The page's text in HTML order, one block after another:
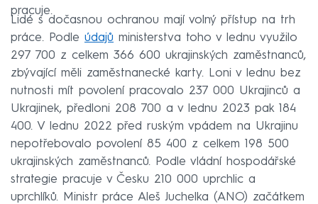
pracuje.
Lidé s dočasnou ochranou mají volný přístup na trh
práce. Podle údajů ministerstva toho v lednu využilo
297 700 z celkem 366 600 ukrajinských zaměstnanců,
zbývající měli zaměstnanecké karty. Loni v lednu bez
nutnosti mít povolení pracovalo 237 000 Ukrajinců a
Ukrajinek, předloni 208 700 a v lednu 2023 pak 184
400. V lednu 2022 před ruským vpádem na Ukrajinu
nepotřebovalo povolení 85 400 z celkem 198 500
ukrajinských zaměstnanců. Podle vládní hospodářské
strategie pracuje v Česku 210 000 uprchlic a
uprchlíků. Ministr práce Aleš Juchelka (ANO) začátkem